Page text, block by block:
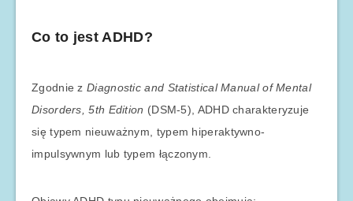
Co to jest ADHD?
Zgodnie z Diagnostic and Statistical Manual of Mental
Disorders, 5th Edition (DSM-5), ADHD charakteryzuje
się typem nieuważnym, typem hiperaktywno-
impulsywnym lub typem łączonym.